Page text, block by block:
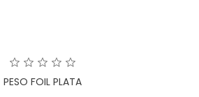
PESO FOIL PLATA